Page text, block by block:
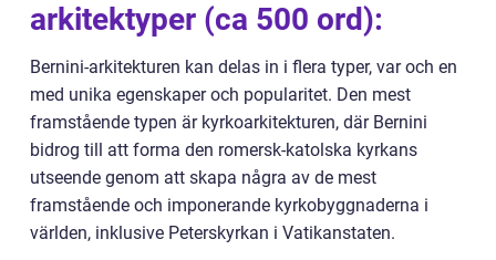
arkitektyper (ca 500 ord):
Bernini-arkitekturen kan delas in i flera typer, var och en
med unika egenskaper och popularitet. Den mest
framstående typen är kyrkoarkitekturen, där Bernini
bidrog till att forma den romersk-katolska kyrkans
utseende genom att skapa några av de mest
framstående och imponerande kyrkobyggnaderna i
världen, inklusive Peterskyrkan i Vatikanstaten.